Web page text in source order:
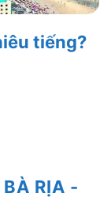
tiếng?
RỊA -